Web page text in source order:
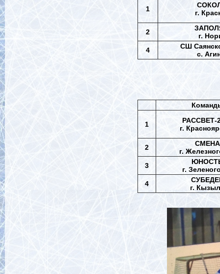
1
г.
2
г.
4
СШ
с.
1
РАССВЕТ-
г.
2
СМЕНА
г.
3
г.
4
г.